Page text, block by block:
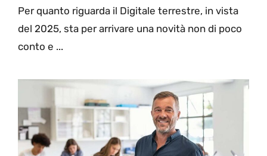
Per quanto riguarda il Digitale terrestre, in vista
del 2025, sta per arrivare una novità non di poco
conto e ...